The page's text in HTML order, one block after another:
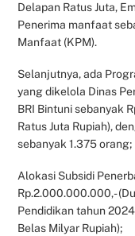
Delapan Ratus Juta,
Penerima manfaat
Manfaat (KPM).
Selanjutnya, ada
yang dikelola Dinas
BRI Bintuni sebanyak
Ratus Juta Rupiah),
sebanyak 1.375 orang;
Alokasi Subsidi
Rp.2.000.000.000,-
Pendidikan tahun
Belas Milyar Rupiah);